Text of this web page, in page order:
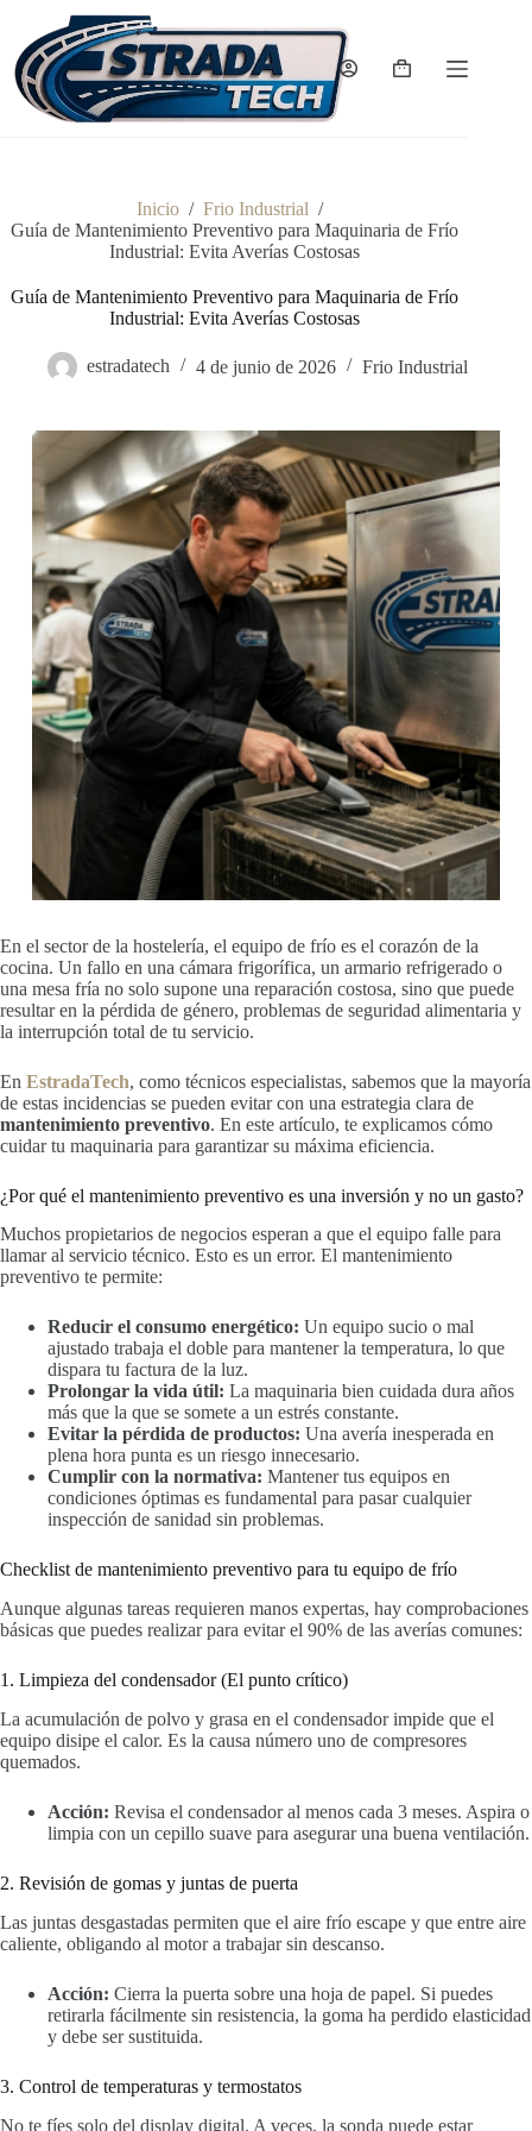
contenido
Carro
Inicio / Frio Industrial /
Guía de Mantenimiento Preventivo para Maquinaria de Frío
Industrial: Evita Averías Costosas
Guía de Mantenimiento Preventivo para Maquinaria de Frío
Industrial: Evita Averías Costosas
estradatech 4 de junio de 2026 Frio Industrial
En el sector de la hostelería, el equipo de frío es el corazón de la
cocina. Un fallo en una cámara frigorífica, un armario refrigerado o
una mesa fría no solo supone una reparación costosa, sino que puede
resultar en la pérdida de género, problemas de seguridad alimentaria y
la interrupción total de tu servicio.
En EstradaTech, como técnicos especialistas, sabemos que la mayoría
de estas incidencias se pueden evitar con una estrategia clara de
mantenimiento preventivo. En este artículo, te explicamos cómo
cuidar tu maquinaria para garantizar su máxima eficiencia.
¿Por qué el mantenimiento preventivo es una inversión y no un gasto?
Muchos propietarios de negocios esperan a que el equipo falle para
llamar al servicio técnico. Esto es un error. El mantenimiento
preventivo te permite:
Reducir el consumo energético: Un equipo sucio o mal
ajustado trabaja el doble para mantener la temperatura, lo que
dispara tu factura de la luz.
Prolongar la vida útil: La maquinaria bien cuidada dura años
más que la que se somete a un estrés constante.
Evitar la pérdida de productos: Una avería inesperada en
plena hora punta es un riesgo innecesario.
Cumplir con la normativa: Mantener tus equipos en
condiciones óptimas es fundamental para pasar cualquier
inspección de sanidad sin problemas.
Checklist de mantenimiento preventivo para tu equipo de frío
Aunque algunas tareas requieren manos expertas, hay comprobaciones
básicas que puedes realizar para evitar el 90% de las averías comunes:
1. Limpieza del condensador (El punto crítico)
La acumulación de polvo y grasa en el condensador impide que el
equipo disipe el calor. Es la causa número uno de compresores
quemados.
Acción: Revisa el condensador al menos cada 3 meses. Aspira o
limpia con un cepillo suave para asegurar una buena ventilación.
2. Revisión de gomas y juntas de puerta
Las juntas desgastadas permiten que el aire frío escape y que entre aire
caliente, obligando al motor a trabajar sin descanso.
Acción: Cierra la puerta sobre una hoja de papel. Si puedes
retirarla fácilmente sin resistencia, la goma ha perdido elasticidad
y debe ser sustituida.
3. Control de temperaturas y termostatos
No te fíes solo del display digital. A veces, la sonda puede estar